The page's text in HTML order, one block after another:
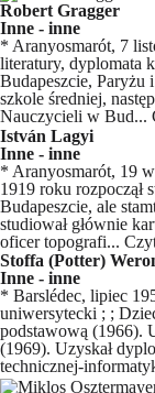
Robert Gragger
Inne - inne
* Aranyosmarót, 7
literatury, dyplomata
Budapeszcie, Paryżu
szkole średniej,
Nauczycieli w Bud...
István Lagyi
Inne - inne
* Aranyosmarót, 19
1919 roku
Budapeszcie, ale
studiował głównie
oficer topografi...
Stoffa (Potter)
Inne - inne
* Barslédec, lipiec
uniwersytecki ; ;
podstawową (1966).
(1969). Uzyskał
technicznej-